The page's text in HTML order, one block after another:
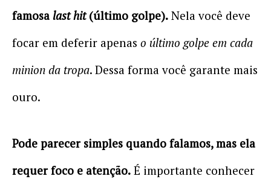
famosa last hit(último golpe). Nela você deve
focar em deferir apenas o último golpe em cada
minion da tropa. Dessa forma você garante mais
ouro.
Pode parecer simples quando falamos, mas ela
requer foco e atenção. É importante conhecer